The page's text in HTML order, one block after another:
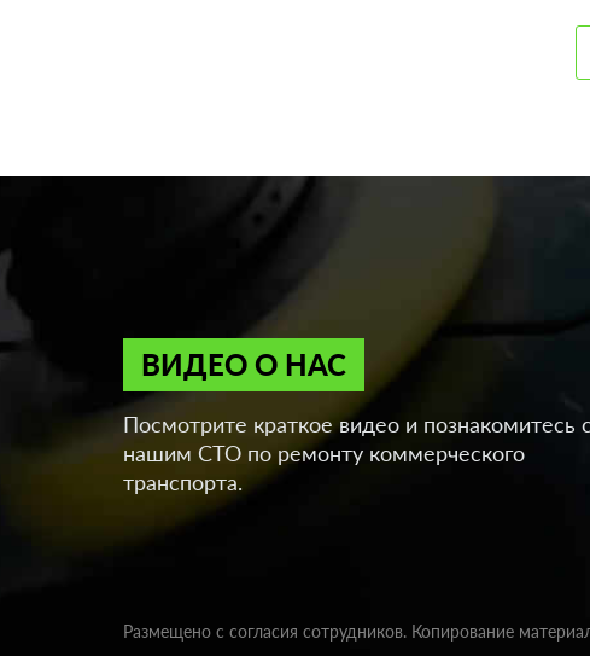
ВИДЕО О НАС
Посмотрите краткое видео и познакомитесь с
нашим СТО по ремонту коммерческого
транспорта.
Размещено с согласия сотрудников. Копирование